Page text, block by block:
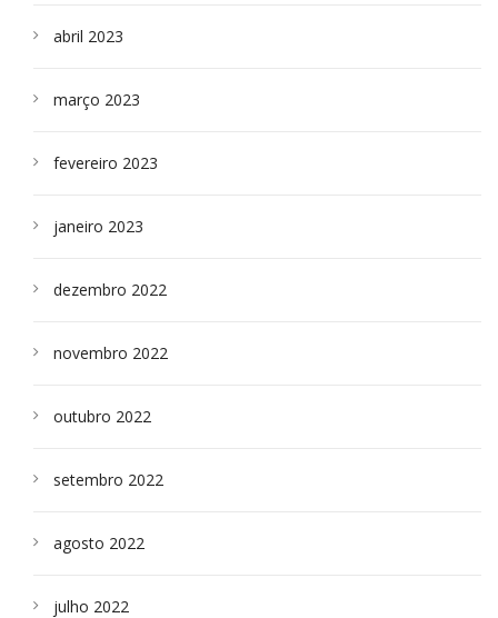
abril 2023
março 2023
fevereiro 2023
janeiro 2023
dezembro 2022
novembro 2022
outubro 2022
setembro 2022
agosto 2022
julho 2022